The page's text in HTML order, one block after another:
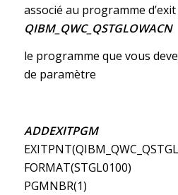
associé au programme d’exit
QIBM_QWC_QSTGLOWACN
le programme que vous
de paramètre
ADDEXITPGM
FORMAT(STGL0100)
PGMNBR(1)